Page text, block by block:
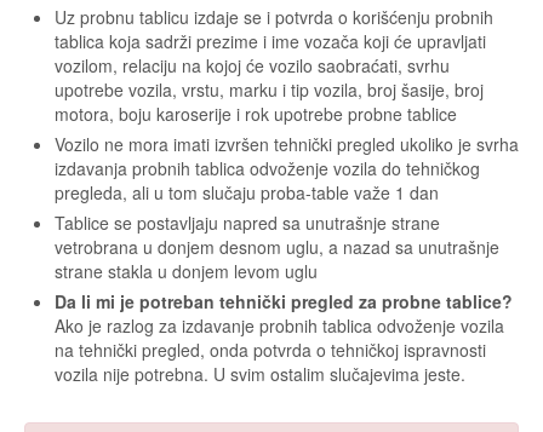
Uz probnu tablicu izdaje se i potvrda o korišćenju probnih
tablica koja sadrži prezime i ime vozača koji će upravljati
vozilom, relaciju na kojoj će vozilo saobraćati, svrhu
upotrebe vozila, vrstu, marku i tip vozila, broj šasije, broj
motora, boju karoserije i rok upotrebe probne tablice
Vozilo ne mora imati izvršen tehnički pregled ukoliko je svrha
izdavanja probnih tablica odvoženje vozila do tehničkog
pregleda, ali u tom slučaju proba-table važe 1 dan
Tablice se postavljaju napred sa unutrašnje strane
vetrobrana u donjem desnom uglu, a nazad sa unutrašnje
strane stakla u donjem levom uglu
Da li mi je potreban tehnički pregled za probne tablice?
Ako je razlog za izdavanje probnih tablica odvoženje vozila
na tehnički pregled, onda potvrda o tehničkoj ispravnosti
vozila nije potrebna. U svim ostalim slučajevima jeste.